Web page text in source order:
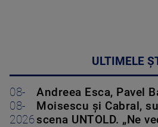
ULTIMELE
08-
08-
2026
Andreea Esca, Pavel
Moisescu și Cabral,
scena UNTOLD. „Ne